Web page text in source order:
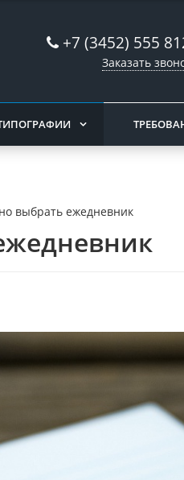
+7 (3452) 555
Заказать
выбрать ежедневник